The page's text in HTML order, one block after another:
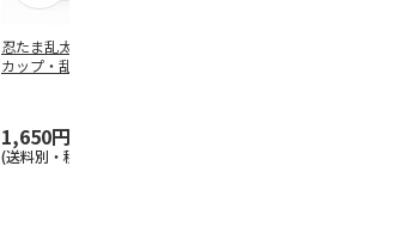
忍たま乱太郎 マグ
カップ・乱太郎・き
1,650円
(送料別・税込)